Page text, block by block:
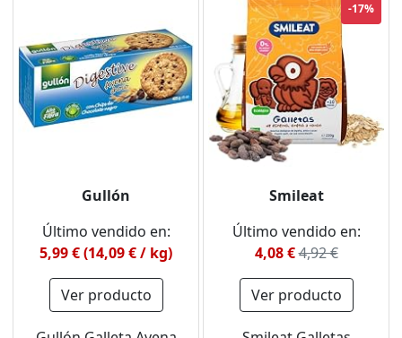
Gullón
Último vendido en:
5,99 € (14,09 € / kg)
Ver producto
-17%
Smileat
Último vendido en:
4,08 €4,92 €
Ver producto